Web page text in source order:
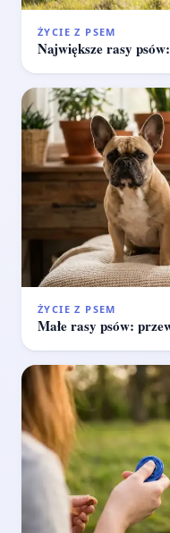
ŻYCIE Z PSEM
Największe rasy
ŻYCIE Z PSEM
Małe rasy psów: